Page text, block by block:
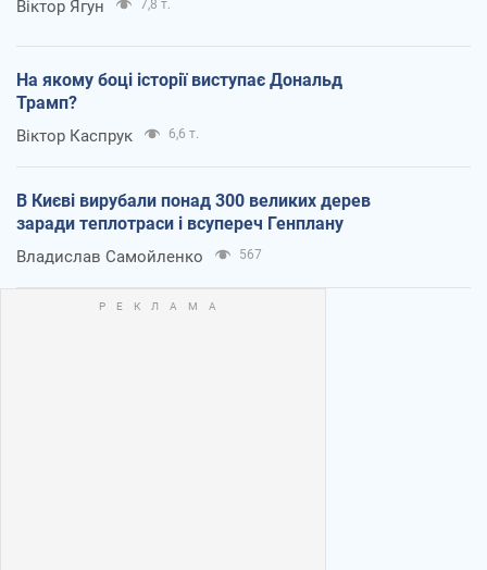
Віктор Ягун 7,8 т.
На якому боці історії виступає Дональд
Трамп?
Віктор Каспрук 6,6 т.
В Києві вирубали понад 300 великих дерев
заради теплотраси і всупереч Генплану
Владислав Самойленко 567